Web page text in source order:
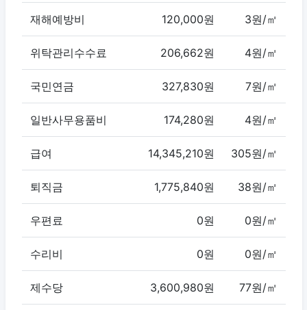
재해예방비 120,000원 3원/㎡
위탁관리수수료 206,662원 4원/㎡
국민연금 327,830원 7원/㎡
일반사무용품비 174,280원 4원/㎡
급여 14,345,210원 305원/㎡
퇴직금 1,775,840원 38원/㎡
우편료 0원 0원/㎡
수리비 0원 0원/㎡
제수당 3,600,980원 77원/㎡